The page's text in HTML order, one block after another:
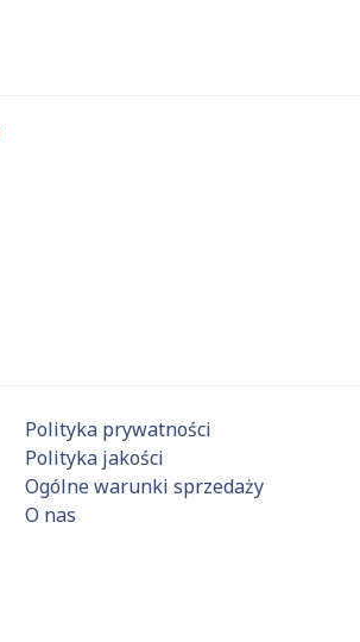
Polityka prywatności
Polityka jakości
Ogólne warunki sprzedaży
O nas